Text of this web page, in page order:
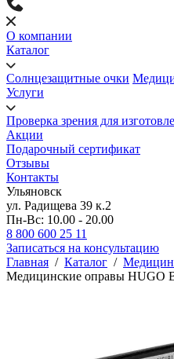
О компании
Каталог
Солнцезащитные очки
Услуги
Проверка зрения для
Акции
Подарочный сертификат
Отзывы
Контакты
Ульяновск
ул. Радищева 39 к.2
Пн-Вс: 10.00 - 20.00
8 800 600 25 11
Записаться на консультацию
Главная / Каталог /
Медицинские оправы HUGO